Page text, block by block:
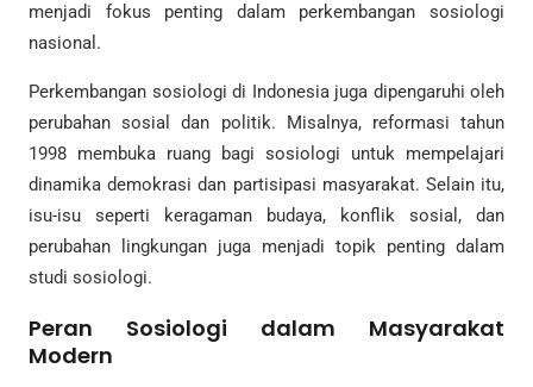
menjadi fokus penting dalam perkembangan sosiologi
nasional.
Perkembangan sosiologi di Indonesia juga dipengaruhi oleh
perubahan sosial dan politik. Misalnya, reformasi tahun
1998 membuka ruang bagi sosiologi untuk mempelajari
dinamika demokrasi dan partisipasi masyarakat. Selain itu,
isu-isu seperti keragaman budaya, konflik sosial, dan
perubahan lingkungan juga menjadi topik penting dalam
studi sosiologi.
Peran Sosiologi dalam Masyarakat
Modern